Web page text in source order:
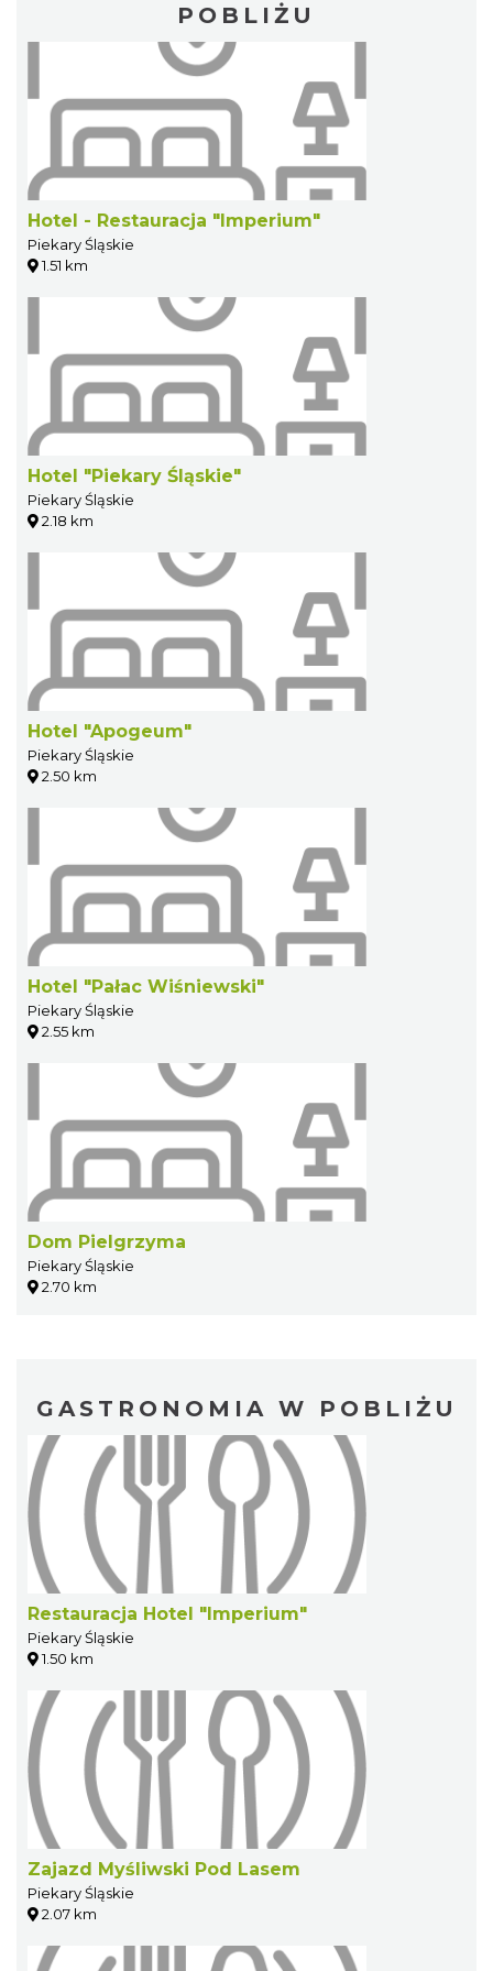
POBLIŻU
Hotel - Restauracja "Imperium"
Piekary Śląskie
1.51 km
Hotel "Piekary Śląskie"
Piekary Śląskie
2.18 km
Hotel "Apogeum"
Piekary Śląskie
2.50 km
Hotel "Pałac Wiśniewski"
Piekary Śląskie
2.55 km
Dom Pielgrzyma
Piekary Śląskie
2.70 km
GASTRONOMIA W POBLIŻU
Restauracja Hotel "Imperium"
Piekary Śląskie
1.50 km
Zajazd Myśliwski Pod Lasem
Piekary Śląskie
2.07 km